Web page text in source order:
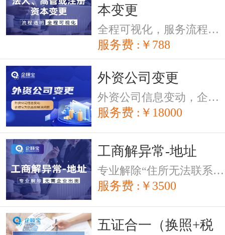
本变更
全程可视化，服务流程透明
服务费 :￥788
外资公司变更
外资公司信息变动，企顺宝为您高效解决问题
服务费 :￥18000
工商解异常-地址
专业解除“住所无法联系”导致的异常，无须法人、高管亲自办理
服务费 :￥3500
五证合一（换照+税